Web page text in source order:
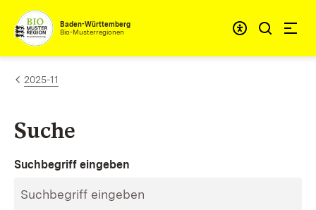
Zum Inhalt springen
Baden-Württemberg
Bio-Musterregionen
2025-11
Suche
Suchbegriff eingeben